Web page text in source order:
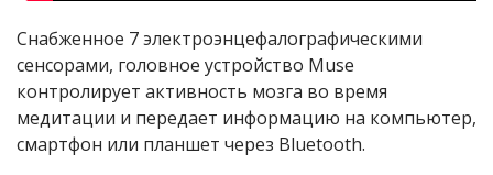
Снабженное 7 электроэнцефалографическими
сенсорами, головное устройство Muse
контролирует активность мозга во время
медитации и передает информацию на компьютер,
смартфон или планшет через Bluetooth.